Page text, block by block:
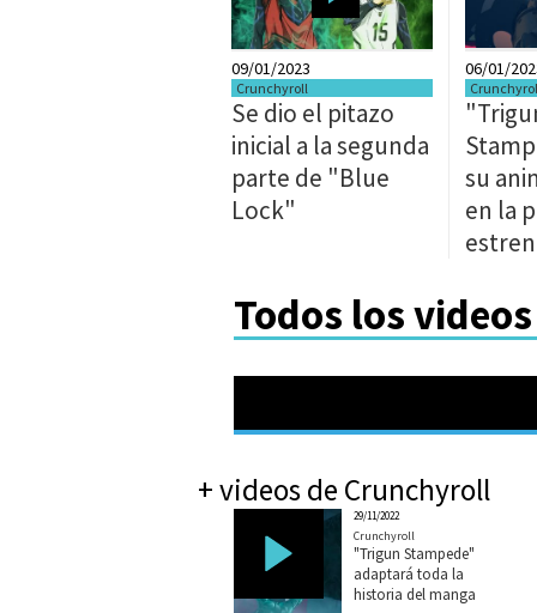
09/01/2023
Crunchyroll
Se dio el pitazo
inicial a la segunda
parte de "Blue
Lock"
06/01/
su
en la
Todos los
+ videos de Crunchyroll
29/11/2022
Crunchyroll
"Trigun Stampede"
adaptará toda la
historia del manga